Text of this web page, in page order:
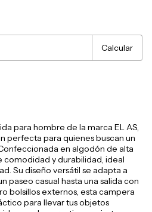
Calcular
para hombre de la marca EL AS,
perfecta para quienes buscan un
en algodón de alta
y durabilidad, ideal
Su diseño versátil se adapta a
paseo casual hasta una salida con
bolsillos externos, esta campera
para llevar tus objetos